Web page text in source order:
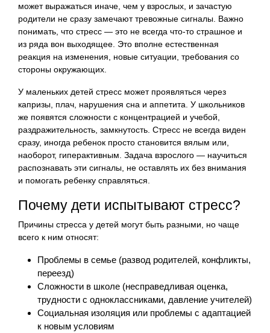
может выражаться иначе, чем у взрослых, и зачастую
родители не сразу замечают тревожные сигналы. Важно
понимать, что стресс — это не всегда что-то страшное и
из ряда вон выходящее. Это вполне естественная
реакция на изменения, новые ситуации, требования со
стороны окружающих.
У маленьких детей стресс может проявляться через
капризы, плач, нарушения сна и аппетита. У школьников
же появятся сложности с концентрацией и учебой,
раздражительность, замкнутость. Стресс не всегда виден
сразу, иногда ребенок просто становится вялым или,
наоборот, гиперактивным. Задача взрослого — научиться
распознавать эти сигналы, не оставлять их без внимания
и помогать ребенку справляться.
Почему дети испытывают стресс?
Причины стресса у детей могут быть разными, но чаще
всего к ним относят:
Проблемы в семье (развод родителей, конфликты,
переезд)
Сложности в школе (несправедливая оценка,
трудности с одноклассниками, давлениe учителей)
Социальная изоляция или проблемы с адаптацией
к новым условиям